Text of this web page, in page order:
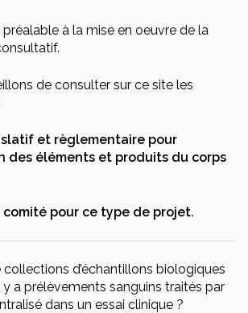
à la mise en oeuvre de la
de consulter sur ce site les
et règlementaire pour
des éléments et produits du corps
comité pour ce type de projet.
collections d’échantillons biologiques
y a prélèvements sanguins traités par
dans un essai clinique ?